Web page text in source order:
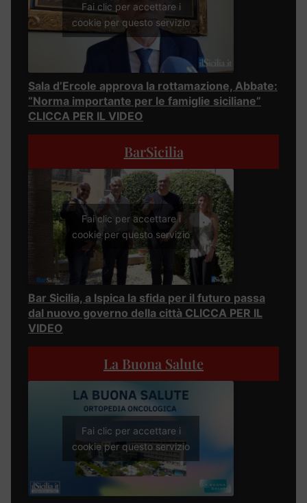
Fai clic per accettare i
cookie per questo servizio
Sala d’Ercole approva la rottamazione, Abbate:
“Norma importante per le famiglie siciliane”
CLICCA PER IL VIDEO
BarSicilia
Fai clic per accettare i
cookie per questo servizio
Bar Sicilia, a Ispica la sfida per il futuro passa
dal nuovo governo della città CLICCA PER IL
VIDEO
La Buona Salute
Fai clic per accettare i
cookie per questo servizio